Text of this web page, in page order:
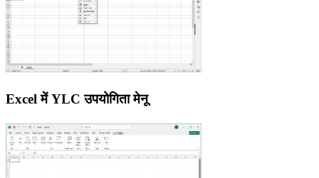
Excel में YLC उपयोगिता मेनू